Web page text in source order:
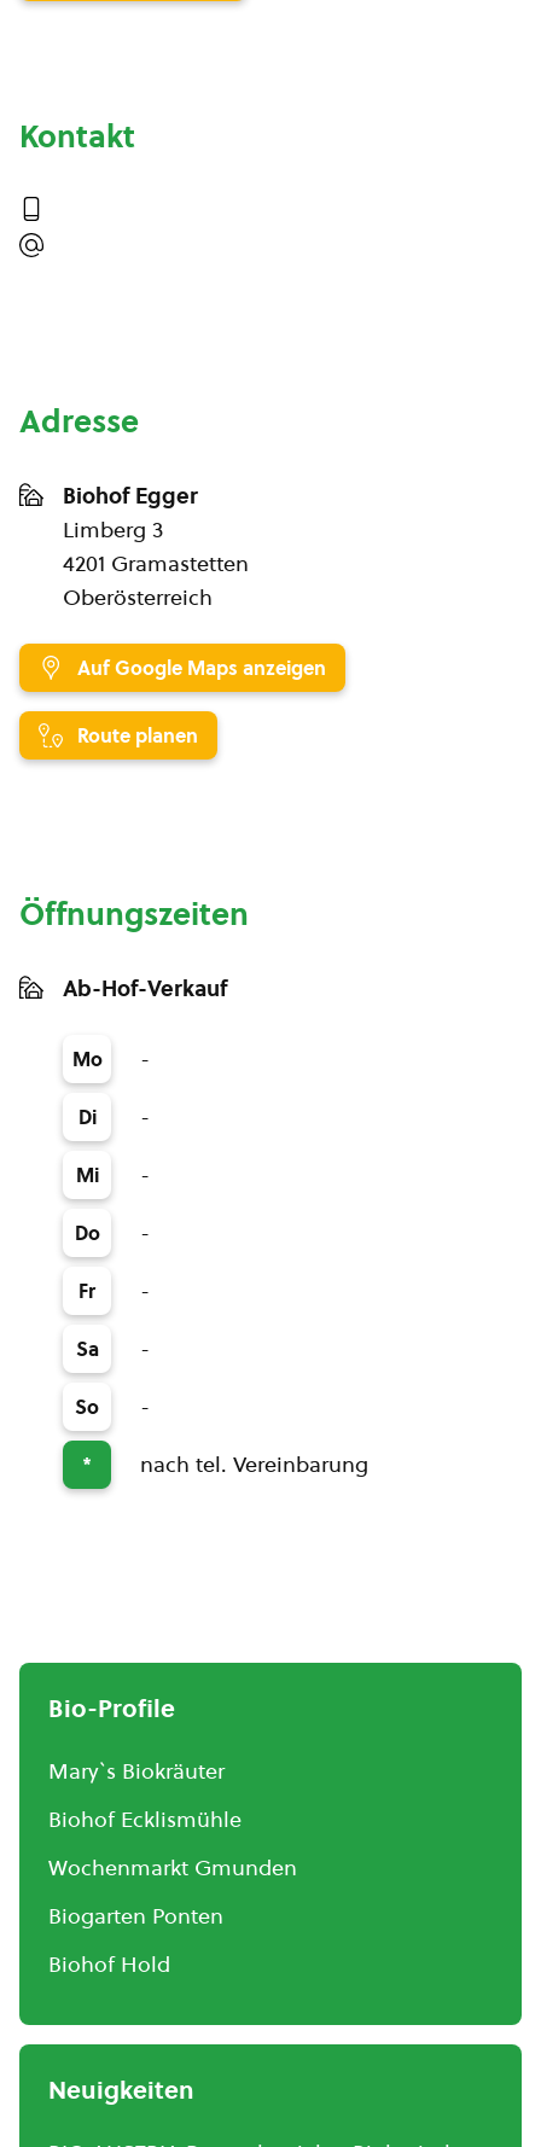
Kontakt
Adresse
Biohof Egger
Limberg 3
4201 Gramastetten
Oberösterreich
Auf Google Maps anzeigen
Route planen
Öffnungszeiten
Ab-Hof-Verkauf
Mo -
Di -
Mi -
Do -
Fr -
Sa -
So -
* nach tel. Vereinbarung
Bio-Profile
Mary`s Biokräuter
Biohof Ecklismühle
Wochenmarkt Gmunden
Biogarten Ponten
Biohof Hold
Neuigkeiten